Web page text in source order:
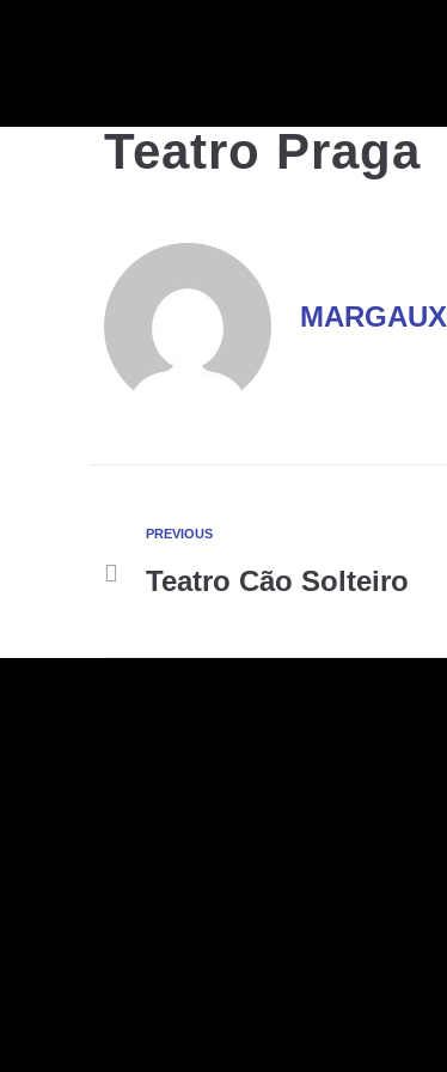
Teatro Praga
MARGAUX
PREVIOUS
Teatro Cão Solteiro